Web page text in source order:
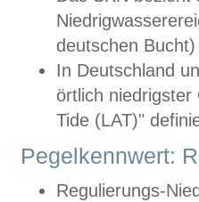
deutschen
In Deutschland
örtlich
Tide (LAT)"
Pegelkennwert:
Regulierungs-